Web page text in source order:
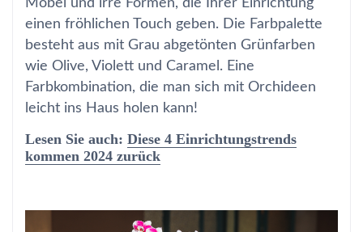
Möbel und irre Formen, die Ihrer Einrichtung
einen fröhlichen Touch geben. Die Farbpalette
besteht aus mit Grau abgetönten Grünfarben
wie Olive, Violett und Caramel. Eine
Farbkombination, die man sich mit Orchideen
leicht ins Haus holen kann!
Lesen Sie auch: Diese 4 Einrichtungstrends
kommen 2024 zurück